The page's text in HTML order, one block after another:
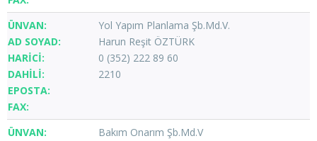
Yol Yapım Planlama Şb.Md.V.
Harun Reşit ÖZTÜRK
0 (352) 222 89 60
2210
Bakım Onarım Şb.Md.V